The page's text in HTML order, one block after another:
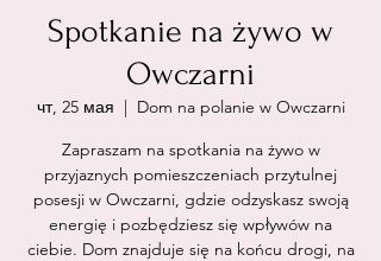
Spotkanie na żywo w
Owczarni
чт, 25 мая
  |
Dom na polanie w Owczarni
Zapraszam na spotkania na żywo w
przyjaznych pomieszczeniach przytulnej
posesji w Owczarni, gdzie odzyskasz swoją
energię i pozbędziesz się wpływów na
ciebie. Dom znajduje się na końcu drogi, na